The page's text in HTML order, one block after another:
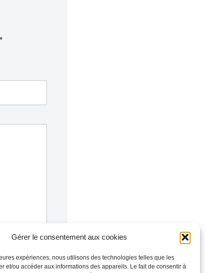
Gérer le consentement aux cookies
expériences, nous utilisons des technologies telles que les
et/ou accéder aux informations des appareils. Le fait de consentir à
*